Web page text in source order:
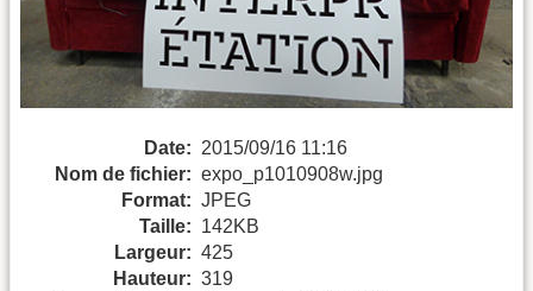
Date: 2015/09/16 11:16
Nom de fichier: expo_p1010908w.jpg
Format: JPEG
Taille: 142KB
Largeur: 425
Hauteur: 319